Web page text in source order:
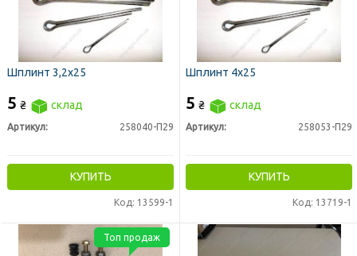
Шплинт 3,2х25
5 ₴ склад
Артикул: 258040-П29
КУПИТЬ
Код: 13599-1
Шплинт 4х25
5 ₴ склад
Артикул: 258053-П29
КУПИТЬ
Код: 13719-1
Топ продаж